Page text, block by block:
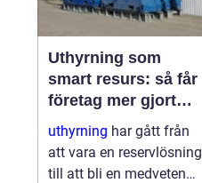
Uthyrning som
smart resurs: så får
företag mer gjort
med mindre
uthyrning har gått från
att vara en reservlösning
till att bli en medveten